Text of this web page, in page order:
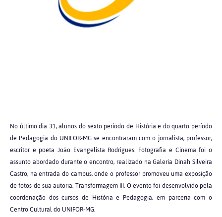
No último dia 31, alunos do sexto período de História e do quarto período
de Pedagogia do UNIFOR-MG se encontraram com o jornalista, professor,
escritor e poeta João Evangelista Rodrigues. Fotografia e Cinema foi o
assunto abordado durante o encontro, realizado na Galeria Dinah Silveira
Castro, na entrada do campus, onde o professor promoveu uma exposição
de fotos de sua autoria, Transformagem III. O evento foi desenvolvido pela
coordenação dos cursos de História e Pedagogia, em parceria com o
Centro Cultural do UNIFOR-MG.